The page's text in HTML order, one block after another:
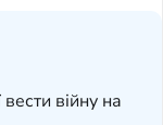
війну на